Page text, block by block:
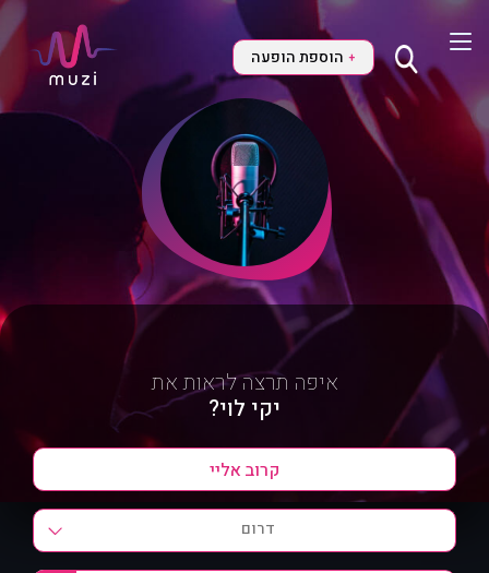
+ הוספת הופעה
איפה תרצה לראות את
יקי לוי?
דרום